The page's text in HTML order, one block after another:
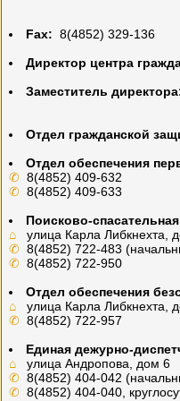
Fax: 8(4852) 329-136
Директор центра
Заместитель
Отдел гражданской
Отдел обеспечения
✆ 8(4852) 409-632
✆ 8(4852) 409-633
Поисково-
⌂ улица Карла Либкнехта,
✆ 8(4852) 722-483
✆ 8(4852) 722-950
Отдел обеспечения
⌂ улица Карла Либкнехта,
✆ 8(4852) 722-957
Единая дежурно-
⌂ улица Андропова, дом 6
✆ 8(4852) 404-042
✆ 8(4852) 404-040,